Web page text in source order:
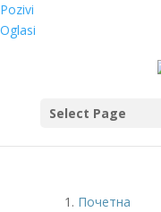
Pozivi
Oglasi
Select Page
Почетна